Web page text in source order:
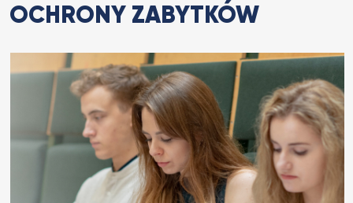
OCHRONY ZABYTKÓW